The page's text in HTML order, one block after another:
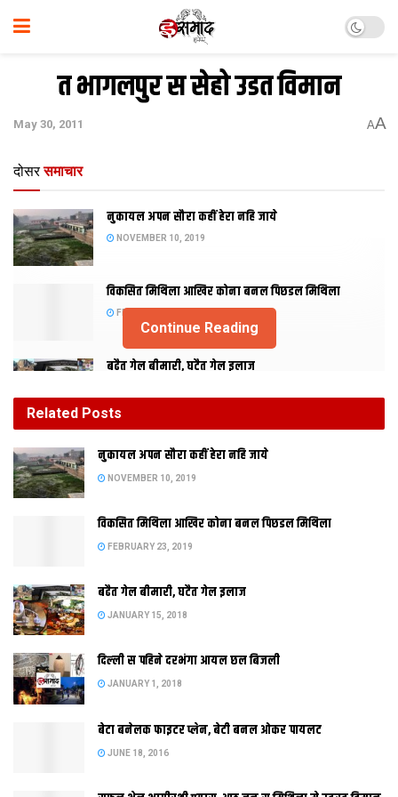
त भागलपुर स सेहो उडत विमान
May 30, 2011 AA
दोसर समाचार
नुकायल अपन सौरा कहीं हेरा नहि जाये
NOVEMBER 10, 2019
विकसित मिथिला आखिर कोना बनल पिछडल मिथिला
FEBRUARY 23, 2019
बढैत गेल बीमारी, घटैत गेल इलाज
बिहार क भागलपुर स हवाई कनेक्टिविटी क सुविधा क मांग पुरान अछि आ इ
मांग आब एयर इंडिया क प्रबंधन तक पहुंच चुकल अछि। एहन मे राष्ट्रीय
Continue Reading
Related Posts
नुकायल अपन सौरा कहीं हेरा नहि जाये
NOVEMBER 10, 2019
विकसित मिथिला आखिर कोना बनल पिछडल मिथिला
FEBRUARY 23, 2019
बढैत गेल बीमारी, घटैत गेल इलाज
JANUARY 15, 2018
दिल्‍ली स पहिने दरभंगा आयल छल बिजली
JANUARY 1, 2018
बेटा बनेलक फाइटर प्लेन, बेटी बनल ओकर पायलट
JUNE 18, 2016